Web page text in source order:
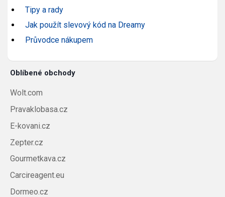
Tipy a rady
Jak použít slevový kód na Dreamy
Průvodce nákupem
Oblíbené obchody
Wolt.com
Pravaklobasa.cz
E-kovani.cz
Zepter.cz
Gourmetkava.cz
Carcireagent.eu
Dormeo.cz